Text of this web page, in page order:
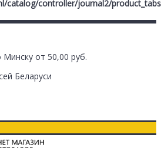
catalog/controller/journal2/
Минску от 50,00 руб.
Беларуси